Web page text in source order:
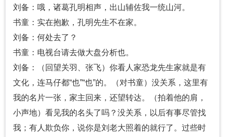
刘备：哦，诸葛孔明相声，出山辅佐我一统山河。
书童：实在抱歉，孔明先生不在家。
刘备：何处去了？
书童：电视台请去做大盘分析也。
刘备：（回望关羽、张飞）你看人家恐龙先生家就是有
文化，连马仔都“也”“也”的。（对书童）没关系，这里有
我的名片一张，家主回来，还望转达。（拍着他的肩，
小声地）看见我的名头了吗？没关系，以后有事尽管找
我；有人欺负你，说你是刘老大照着的就行了。过些时